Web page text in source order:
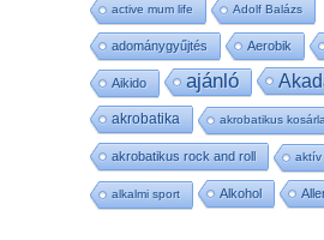
active mum life Adolf Balázs
adománygyűjtés Aerobik
Aikido ajánló
akrobatika akrobatikus
akrobatikus rock and roll aktív
alkalmi sport Alkohol